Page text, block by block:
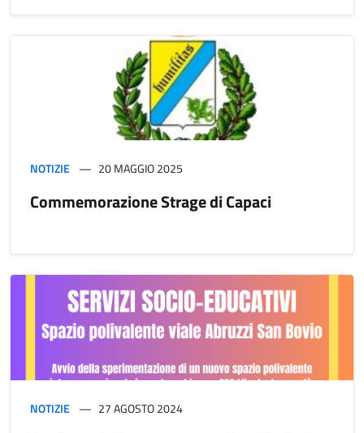
NOTIZIE 20 MAGGIO 2025
Commemorazione Strage di Capaci
NOTIZIE 27 AGOSTO 2024